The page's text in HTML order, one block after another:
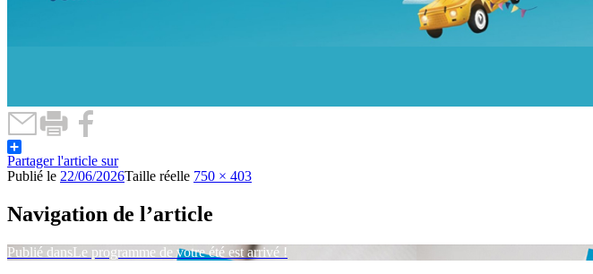
Partager l'article sur
Publié le 22/06/2026Taille réelle 750 × 403
Navigation de l’article
Publié dansLe programme de votre été est arrivé !